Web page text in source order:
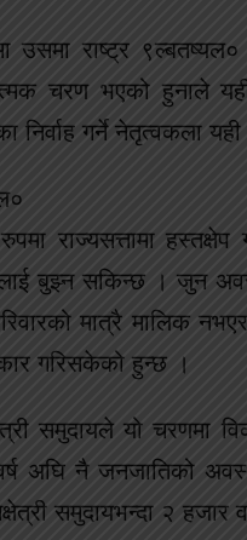
उसमा राष्ट्र
चरण भएको हुनाले
निर्वाह गर्ने नेतृत्वकला
राज्यसत्तामा
बुझ्न सकिन्छ । जुन
मात्रै मालिक
गरिसकेको हुन्छ ।
समुदायले यो चरणमा
अघि नै जनजातिको
समुदायभन्दा २ हजार